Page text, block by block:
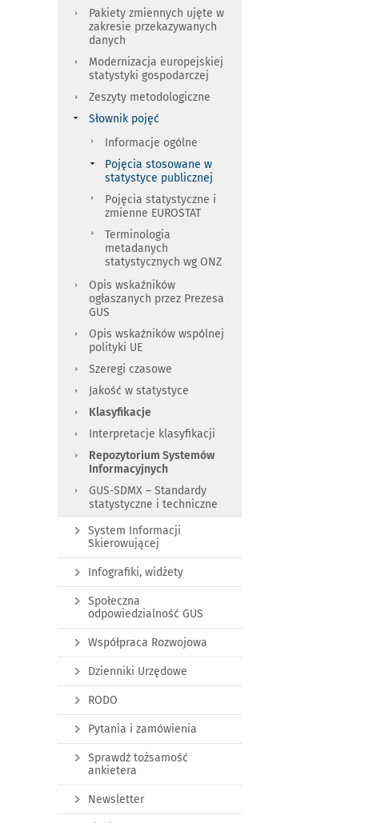
Pakiety zmiennych ujęte w
zakresie przekazywanych
danych
Modernizacja europejskiej
statystyki gospodarczej
Zeszyty metodologiczne
Słownik pojęć
Informacje ogólne
Pojęcia stosowane w
statystyce publicznej
Pojęcia statystyczne i
zmienne EUROSTAT
Terminologia
metadanych
statystycznych wg ONZ
Opis wskaźników
ogłaszanych przez Prezesa
GUS
Opis wskaźników wspólnej
polityki UE
Szeregi czasowe
Jakość w statystyce
Klasyfikacje
Interpretacje klasyfikacji
Repozytorium Systemów
Informacyjnych
GUS-SDMX – Standardy
statystyczne i techniczne
System Informacji
Skierowującej
Infografiki, widżety
Społeczna
odpowiedzialność GUS
Współpraca Rozwojowa
Dzienniki Urzędowe
RODO
Pytania i zamówienia
Sprawdź tożsamość
ankietera
Newsletter